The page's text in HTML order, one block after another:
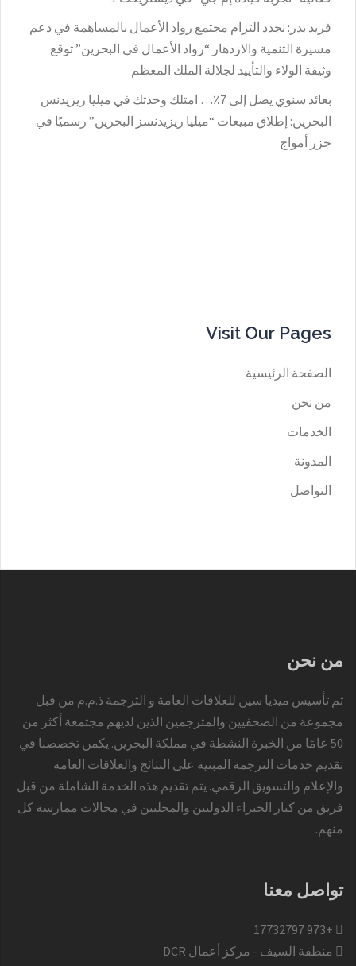
فريد بدر: نجدد التزام مجتمع رواد الأعمال بالمساهمة في دعم
مسيرة التنمية والازدهار “رواد الأعمال في البحرين” توقع
وثيقة الولاء والتأييد لجلالة الملك المعظم
بعائد سنوي يصل إلى 7٪؜… امتلك وحدتك في ميليا ريزيدنس
البحرين: إطلاق مبيعات “ميليا ريزيدنسز البحرين” رسميًا في
جزر أمواج
Visit Our Pages
الصفحة الرئيسية
من نحن
الخدمات
المدونة
التواصل
من نحن
تم تأسيس ميديا سين للعلاقات العامة و الترجمة ذ.م.م من قبل
مجموعة من الصحفيين والمترجمين الذين لديهم مجتمعة أكثر من
50 عامًا من الخبرة النشطة في مملكة البحرين. يكمن تخصصنا في
تقديم خدمات الترجمة المبنية على النتائج والعلاقات العامة
والإعلام والتسويق الرقمي. يتم تقديم هذه الخدمة الشاملة من قبل
فريق من كبار الخبراء الدوليين والمحليين في مجالات ممارسة كل
منهم.
تواصل معنا
+973 17732797​
منطقة السيف - مركز أعمال DCR